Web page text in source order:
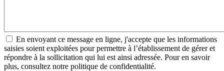
En envoyant ce message en ligne, j'accepte que les informations
saisies soient exploitées pour permettre à l’établissement de gérer et
répondre à la sollicitation qui lui est ainsi adressée. Pour en savoir
plus, consultez notre politique de confidentialité.